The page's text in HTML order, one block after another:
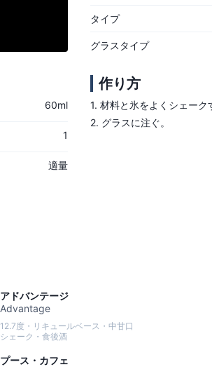
タイプ
グラスタイプ
60ml
1
適量
作り方
1. 材料と氷をよくシェーク
2. グラスに注ぐ。
アドバンテージ
Advantage
12.7度・リキュールベース・中甘口
シェーク・食後酒
プース・カフェ